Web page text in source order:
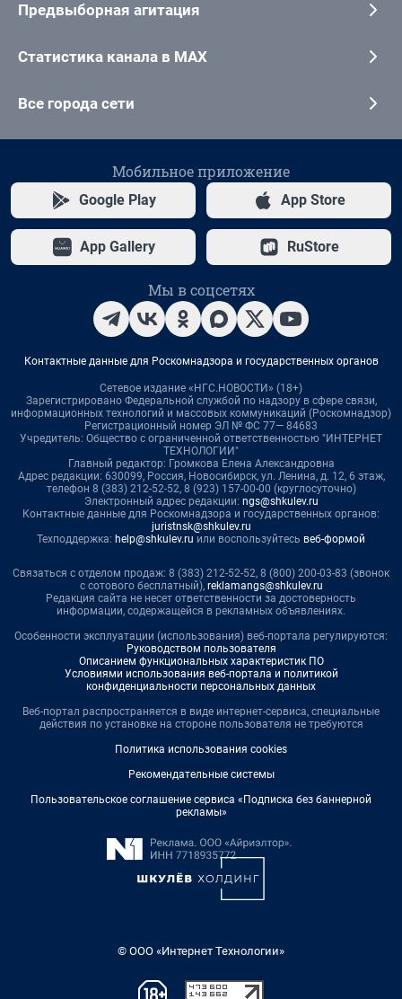
Предвыборная агитация
Статистика канала в MAX
Все города сети
Мобильное приложение
Google Play App Store
App Gallery RuStore
Мы в соцсетях
Контактные данные для Роскомнадзора и государственных органов
Сетевое издание «НГС.НОВОСТИ» (18+)
Зарегистрировано Федеральной службой по надзору в сфере связи,
информационных технологий и массовых коммуникаций (Роскомнадзор)
Регистрационный номер ЭЛ № ФС 77— 84683
Учредитель: Общество с ограниченной ответственностью "ИНТЕРНЕТ
ТЕХНОЛОГИИ"
Главный редактор: Громкова Елена Александровна
Адрес редакции: 630099, Россия, Новосибирск, ул. Ленина, д. 12, 6 этаж,
телефон 8 (383) 212-52-52, 8 (923) 157-00-00 (круглосуточно)
Электронный адрес редакции: ngs@shkulev.ru
Контактные данные для Роскомнадзора и государственных органов:
juristnsk@shkulev.ru
Техподдержка: help@shkulev.ru или воспользуйтесь веб-формой
Связаться с отделом продаж: 8 (383) 212-52-52, 8 (800) 200-03-83 (звонок
с сотового бесплатный), reklamangs@shkulev.ru
Редакция сайта не несет ответственности за достоверность
информации, содержащейся в рекламных объявлениях.
Особенности эксплуатации (использования) веб-портала регулируются:
Руководством пользователя
Описанием функциональных характеристик ПО
Условиями использования веб-портала и политикой
конфиденциальности персональных данных
Веб-портал распространяется в виде интернет-сервиса, специальные
действия по установке на стороне пользователя не требуются
Политика использования cookies
Рекомендательные системы
Пользовательское соглашение сервиса «Подписка без баннерной
рекламы»
© ООО «Интернет Технологии»